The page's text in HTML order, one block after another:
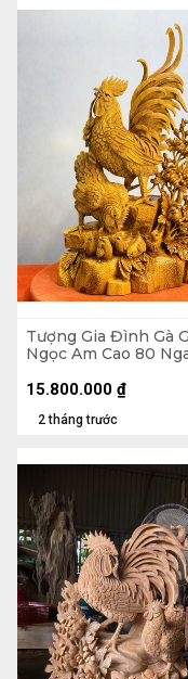
Tượng Gia Đình Gà
Ngọc Am Cao 80
2 tháng trước
15.800.000 ₫